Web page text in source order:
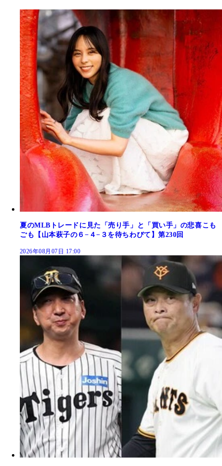
夏のMLBトレードに見た「売り手」と「買い手」の悲喜こも
ごも【山本萩子の６−４−３を待ちわびて】第230回
2026年08月07日 17:00